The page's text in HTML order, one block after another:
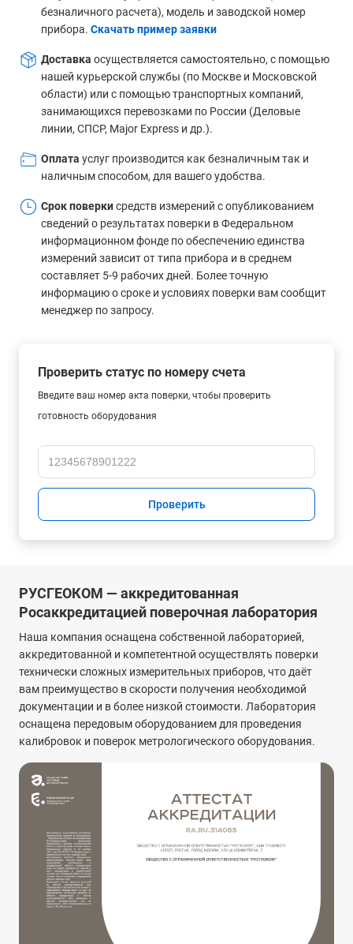
безналичного расчета), модель и заводской номер
прибора. Скачать пример заявки
Доставка осуществляется самостоятельно, с помощью
нашей курьерской службы (по Москве и Московской
области) или с помощью транспортных компаний,
занимающихся перевозками по России (Деловые
линии, СПСР, Major Express и др.).
Оплата услуг производится как безналичным так и
наличным способом, для вашего удобства.
Срок поверкисредств измерений с опубликованием
сведений о результатах поверки в Федеральном
информационном фонде по обеспечению единства
измерений зависит от типа прибора и в среднем
составляет 5-9 рабочих дней. Более точную
информацию о сроке и условиях поверки вам сообщит
менеджер по запросу.
Проверить статус по номеру счета
Введите ваш номер акта поверки, чтобы проверить
готовность оборудования
Проверить
РУСГЕОКОМ — аккредитованная
Росаккредитацией поверочная лаборатория
Наша компания оснащена собственной лабораторией,
аккредитованной и компетентной осуществлять поверки
технически сложных измерительных приборов, что даёт
вам преимущество в скорости получения необходимой
документации и в более низкой стоимости. Лаборатория
оснащена передовым оборудованием для проведения
калибровок и поверок метрологического оборудования.